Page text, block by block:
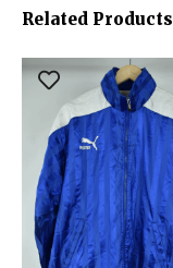
Related Products